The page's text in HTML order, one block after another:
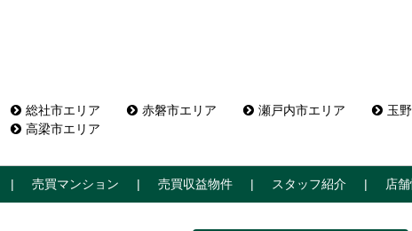
総社市エリア 赤磐市エリア 瀬戸内市エリア
玉
高梁市エリア
売買マンション 売買収益物件 スタッフ紹介 店